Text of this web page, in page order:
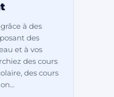
à des
des
et à vos
des cours
des cours